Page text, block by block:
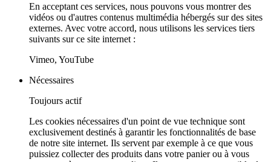
En acceptant ces services, nous pouvons vous montrer des
vidéos ou d'autres contenus multimédia hébergés sur des sites
externes. Avec votre accord, nous utilisons les services tiers
suivants sur ce site internet :
Vimeo, YouTube
Nécessaires
Toujours actif
Les cookies nécessaires d'un point de vue technique sont
exclusivement destinés à garantir les fonctionnalités de base
de notre site internet. Ils servent par exemple à ce que vous
puissiez collecter des produits dans votre panier ou à vous